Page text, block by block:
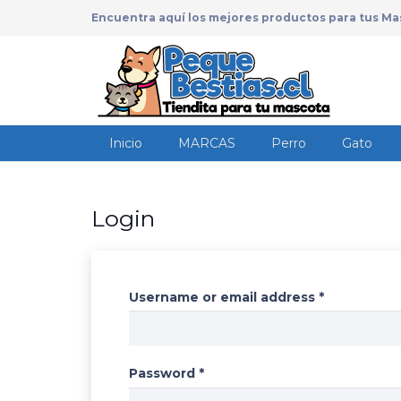
Encuentra aquí los mejores productos para tus
Inicio MARCAS Perro Gato
Login
Username or email address *
Password *